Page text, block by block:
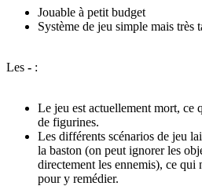
Jouable à petit budget
Système de jeu simple mais très
Les - :
Le jeu est actuellement mort, ce
de figurines.
Les différents scénarios de jeu
la baston (on peut ignorer les
directement les ennemis), ce qui
pour y remédier.